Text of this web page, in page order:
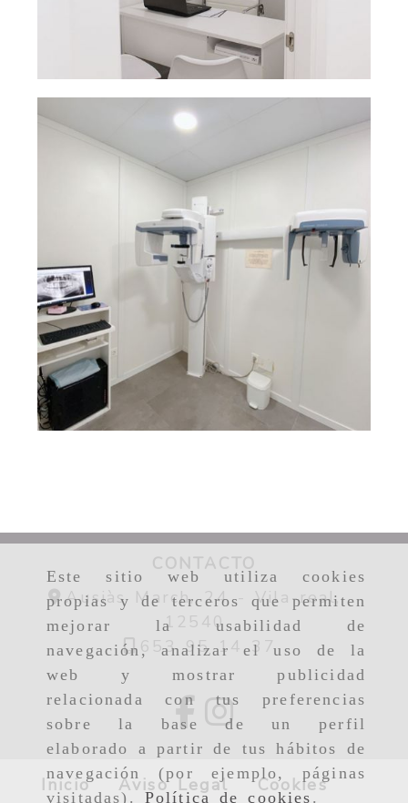
Este sitio web utiliza cookies
propias y de terceros que permiten
mejorar la usabilidad de
navegación, analizar el uso de la
web y mostrar publicidad
relacionada con tus preferencias
sobre la base de un perfil
elaborado a partir de tus hábitos de
navegación (por ejemplo, páginas
visitadas). Política de cookies .
Despacho para
pacientes
CONTACTO
Ausiàs March, 24 -Vila-real,
12540
653 95 14 37
Inicio Aviso Legal Cookies